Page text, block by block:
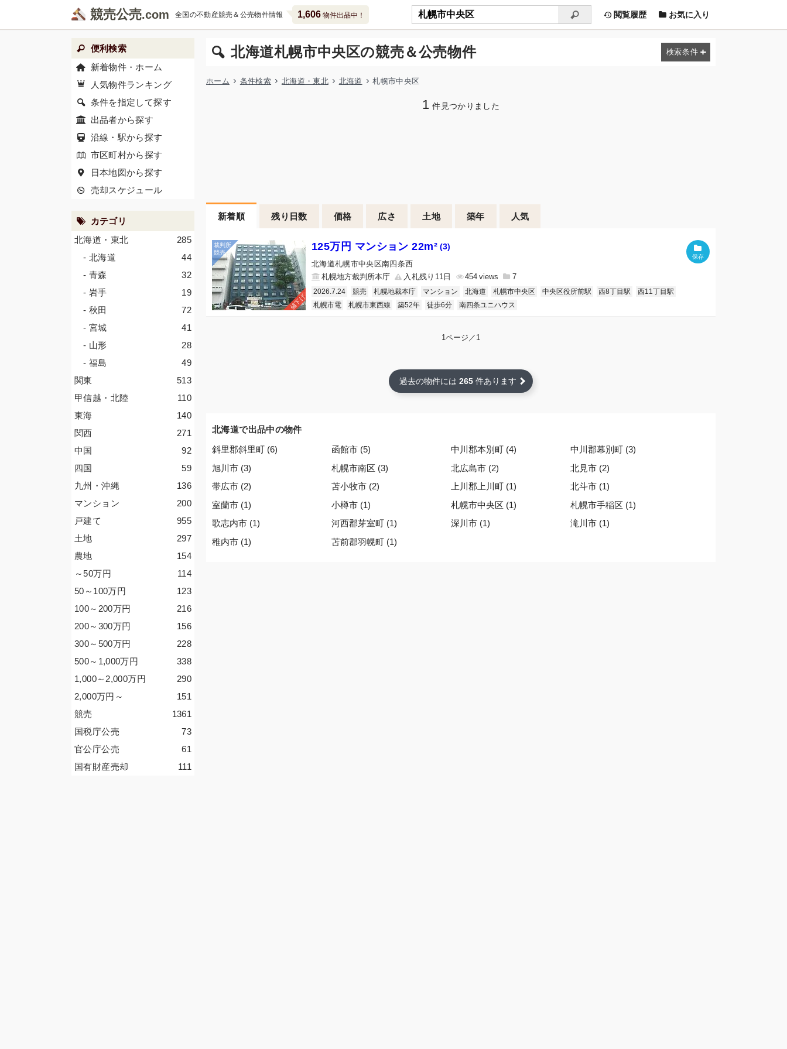
競売公売 全国の不動産競売＆公売物件情報 1,606物件出品中！ 閲覧履歴 お気に入り
北海道札幌市中央区の競売＆公売物件
ホーム 条件検索 北海道・東北 北海道 札幌市中央区
1 件見つかりました
新着順 残り日数 価格 広さ 土地 築年 人気
値下げ
125万円 マンション 22m² (3)
北海道札幌市中央区南四条西
札幌地方裁判所本庁
入札残り11日 454 7
2026.7.24 競売 札幌地裁本庁 マンション 北海道 札幌市中央区 中央区役所前駅 西8丁目駅
西11丁目駅
札幌市電
札幌市東西線 築52年 徒歩6分 南四条ユニハウス
1ページ／1
過去の物件には 265 件あります
北海道で出品中の物件
斜里郡斜里町 (6) 函館市 (5) 中川郡本別町 (4)
中川郡幕別町 (3)
旭川市 (3)
札幌市南区 (3) 北広島市 (2)
北見市 (2)
帯広市 (2)
苫小牧市 (2) 上川郡上川町 (1)
北斗市 (1)
室蘭市 (1)
小樽市 (1) 札幌市中央区 (1)
札幌市手稲区 (1)
歌志内市 (1)
河西郡芽室町 (1) 深川市 (1)
滝川市 (1)
稚内市 (1)
苫前郡羽幌町 (1)
便利検索
新着物件・ホーム
人気物件ランキング
条件を指定して探す
出品者から探す
沿線・駅から探す
市区町村から探す
日本地図から探す
売却スケジュール
カテゴリ
285
北海道・東北
44
- 北海道
32
- 青森
19
- 岩手
72
- 秋田
41
- 宮城
28
- 山形
49
- 福島
513
関東
110
甲信越・北陸
140
東海
271
関西
92
中国
59
四国
136
九州・沖縄
200
マンション
955
戸建て
297
土地
154
農地
114
～50万円
123
50～100万円
216
100～200万円
156
200～300万円
228
300～500万円
338
500～1,000万円
290
1,000～2,000万円
151
2,000万円 ～
1361
競売
73
国税庁公売
61
官公庁公売
111
国有財産売却